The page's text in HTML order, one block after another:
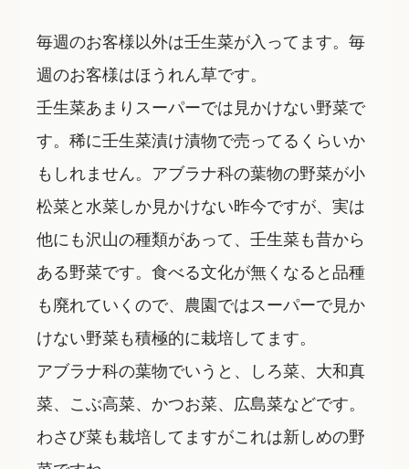
毎週のお客様以外は壬生菜が入ってます。毎
週のお客様はほうれん草です。
壬生菜あまりスーパーでは見かけない野菜で
す。稀に壬生菜漬け漬物で売ってるくらいか
もしれません。アブラナ科の葉物の野菜が小
松菜と水菜しか見かけない昨今ですが、実は
他にも沢山の種類があって、壬生菜も昔から
ある野菜です。食べる文化が無くなると品種
も廃れていくので、農園ではスーパーで見か
けない野菜も積極的に栽培してます。
アブラナ科の葉物でいうと、しろ菜、大和真
菜、こぶ高菜、かつお菜、広島菜などです。
わさび菜も栽培してますがこれは新しめの野